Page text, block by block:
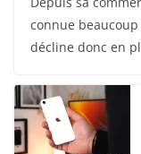
connue
décline donc en